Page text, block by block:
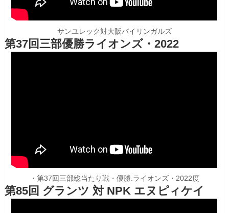
サンユレック対大阪バイリンガルズ
第37回三部優勝ライオンズ・2022
・第37回三部総当たり戦・優勝.ライオンズ・2022度
第85回 グランツ 対 NPK エヌピィケイ